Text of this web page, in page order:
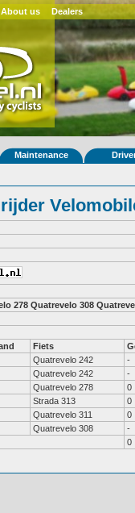
About us Dealers
Maintenance
278 Quatrevelo 308
Fiets
Quatrevelo 242
-
Quatrevelo 242
-
Quatrevelo 278
0
Strada 313
0
Quatrevelo 311
0
Quatrevelo 308
-
0